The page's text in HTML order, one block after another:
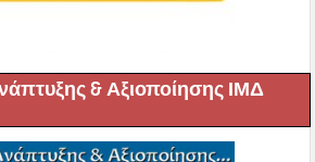
& Αξιοποίησης ΙΜΔ